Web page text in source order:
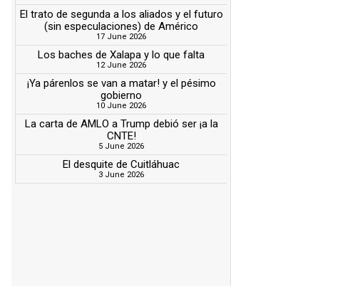
El trato de segunda a los aliados y el futuro
(sin especulaciones) de Américo
17 June 2026
Los baches de Xalapa y lo que falta
12 June 2026
¡Ya párenlos se van a matar! y el pésimo
gobierno
10 June 2026
La carta de AMLO a Trump debió ser ¡a la
CNTE!
5 June 2026
El desquite de Cuitláhuac
3 June 2026